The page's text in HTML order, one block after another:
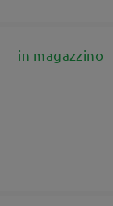
in magazzino